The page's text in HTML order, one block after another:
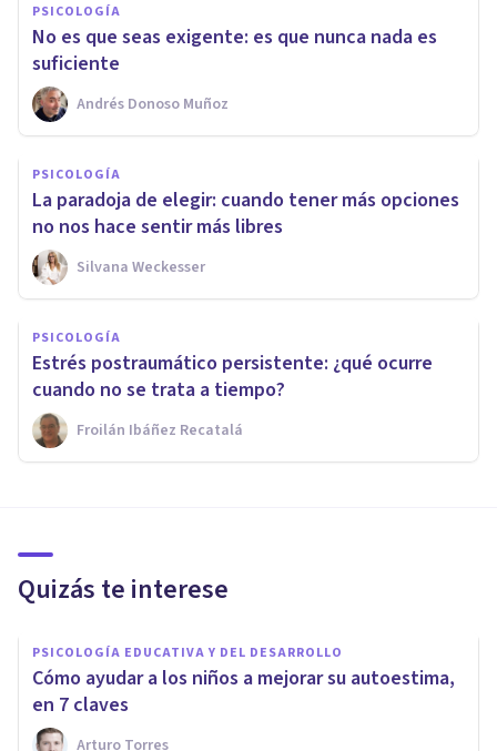
PSICOLOGÍA
No es que seas exigente: es que nunca nada es
suficiente
Andrés Donoso Muñoz
PSICOLOGÍA
La paradoja de elegir: cuando tener más opciones
no nos hace sentir más libres
Silvana Weckesser
PSICOLOGÍA
Estrés postraumático persistente: ¿qué ocurre
cuando no se trata a tiempo?
Froilán Ibáñez Recatalá
Quizás te interese
PSICOLOGÍA EDUCATIVA Y DEL DESARROLLO
Cómo ayudar a los niños a mejorar su autoestima,
en 7 claves
Arturo Torres